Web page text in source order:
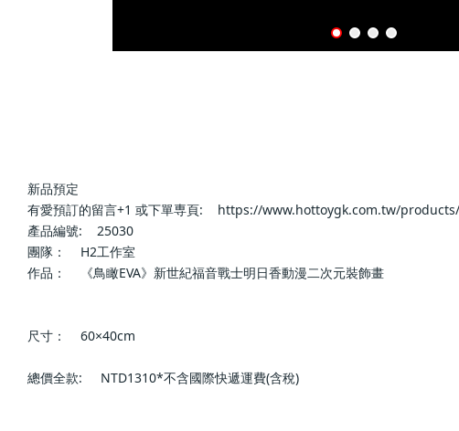
新品預定
有愛預訂的留言+1 或下單専頁:    https://
產品編號:    25030
團隊：    H2工作室
作品：    《鳥瞰EVA》新世紀福音戰士明日香動漫二次元裝飾畫
尺寸：    60×40cm
總價全款:     NTD1310*不含國際快遞運費(含稅)